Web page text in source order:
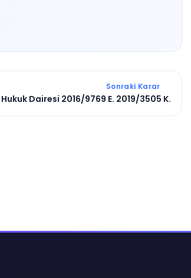
Sonraki Karar
Hukuk Dairesi 2016/9769 E. 2019/3505 K.